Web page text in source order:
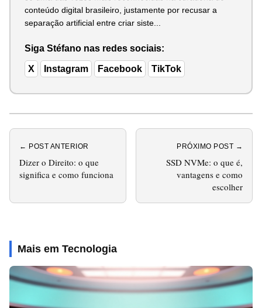
conteúdo digital brasileiro, justamente por recusar a
separação artificial entre criar siste...
Siga Stéfano nas redes sociais:
X Instagram Facebook TikTok
← POST ANTERIOR
Dizer o Direito: o que
significa e como funciona
PRÓXIMO POST →
SSD NVMe: o que é,
vantagens e como
escolher
Mais em Tecnologia